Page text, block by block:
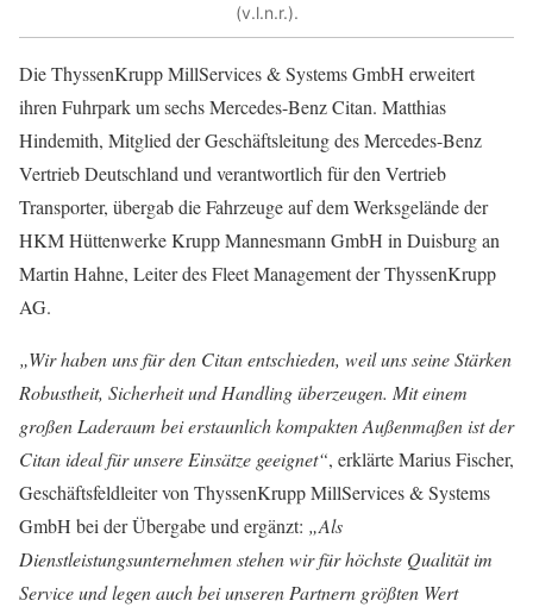
(v.l.n.r.).
Die ThyssenKrupp MillServices & Systems GmbH erweitert
ihren Fuhrpark um sechs Mercedes-Benz Citan. Matthias
Hindemith, Mitglied der Geschäftsleitung des Mercedes-Benz
Vertrieb Deutschland und verantwortlich für den Vertrieb
Transporter, übergab die Fahrzeuge auf dem Werksgelände der
HKM Hüttenwerke Krupp Mannesmann GmbH in Duisburg an
Martin Hahne, Leiter des Fleet Management der ThyssenKrupp
AG.
„Wir haben uns für den Citan entschieden, weil uns seine Stärken
Robustheit, Sicherheit und Handling überzeugen. Mit einem
großen Laderaum bei erstaunlich kompakten Außenmaßen ist der
Citan ideal für unsere Einsätze geeignet“, erklärte Marius Fischer,
Geschäftsfeldleiter von ThyssenKrupp MillServices & Systems
GmbH bei der Übergabe und ergänzt: „Als
Dienstleistungsunternehmen stehen wir für höchste Qualität im
Service und legen auch bei unseren Partnern größten Wert